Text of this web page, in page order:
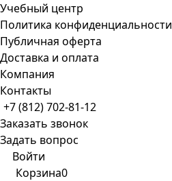
Учебный центр
Политика конфиденциальности
Публичная оферта
Доставка и оплата
Компания
Контакты
+7 (812) 702-81-12
Заказать звонок
Задать вопрос
Войти
Корзина0